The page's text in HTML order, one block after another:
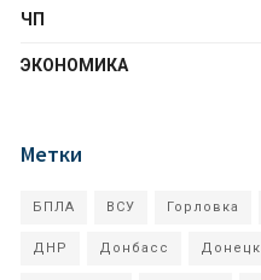
ЧП
ЭКОНОМИКА
Метки
БПЛА ВСУ Горловка
ДНР Донбасс Донецк